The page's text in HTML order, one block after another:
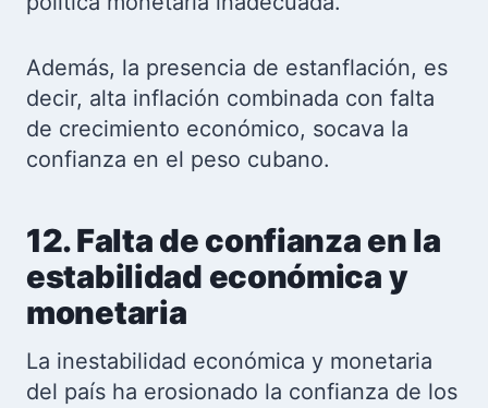
Además, la presencia de estanflación, es
decir, alta inflación combinada con falta
de crecimiento económico, socava la
confianza en el peso cubano.
12. Falta de confianza en la
estabilidad económica y
monetaria
La inestabilidad económica y monetaria
del país ha erosionado la confianza de los